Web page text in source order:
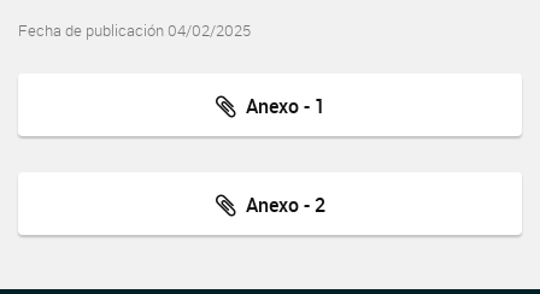
Fecha de publicación 04/02/2025
Anexo - 1
Anexo - 2